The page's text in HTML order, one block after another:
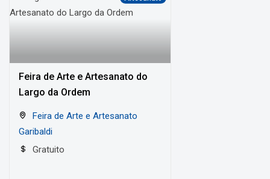
Feira de Arte e Artesanato do
Largo da Ordem
Garibaldi
Gratuito